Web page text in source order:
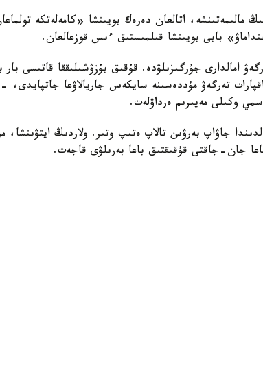
مالىمەتىنشە، اتالعان دەرەك بويىنشا «كامەلەتكە
بابى بويىنشا قىلمىستىق ءىس قوزعالعان.
امالدارى جۇرگىزىلۋدە. قۇقىق بۇزۋشىلىققا قاتىسى بار
تەرگەۋ مۇددەسىنە سايكەس جاريالاۋعا جاتپايدى،
وكىلى مەيىرىم ەرداۋلەت.
جاۋاپ بەرۋىن تالاپ ەتىپ وتىر. ولاردىڭ
جان-جاقتى قۇقىقتىق باعا بەرىلۋى قاجەت.